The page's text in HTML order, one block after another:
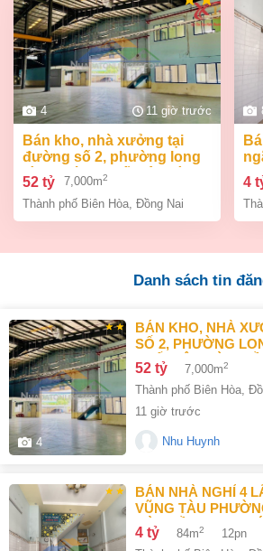
4 11 giờ trước
bán kho, nhà xưởng tại
đường số 2, phường long
bình, thành phố biên hòa,
đồng nai giá 52 tỷ
52 tỷ 7,000m2
Thành phố Biên Hòa Đồng Nai
bán nhà nghỉ 4 lầu ngay
4
Danh sách tin
4
BÁN KHO, NHÀ XƯỞNG TẠI ĐƯỜNG
SỐ 2, PHƯỜNG
PHỐ BIÊN HÒA,
52 tỷ 7,000m2
Thành phố Biên Hòa,
11 giờ trước
Nhu Huynh
BÁN NHÀ NGHỈ 4 LẦU NGAY NGÃ TƯ
VŨNG TÀU
HÒA ĐỒNG NAI GIÁ
4 tỷ 84m2 12pn